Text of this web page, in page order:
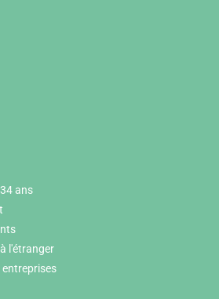
ans
l'étranger